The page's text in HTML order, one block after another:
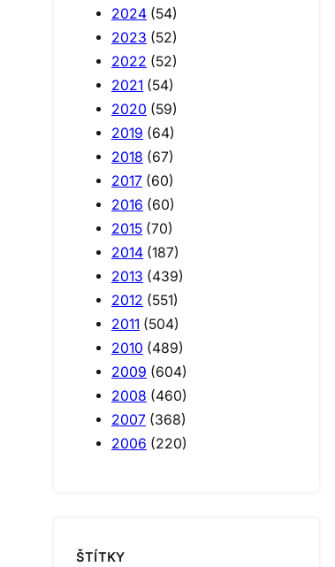
2024 (54)
2023 (52)
2022 (52)
2021 (54)
2020 (59)
2019 (64)
2018 (67)
2017 (60)
2016 (60)
2015 (70)
2014 (187)
2013 (439)
2012 (551)
2011 (504)
2010 (489)
2009 (604)
2008 (460)
2007 (368)
2006 (220)
ŠTÍTKY